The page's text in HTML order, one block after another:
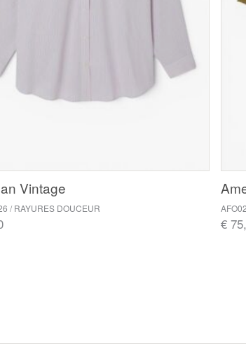
Vintage
/ RAYURES DOUCEUR
€